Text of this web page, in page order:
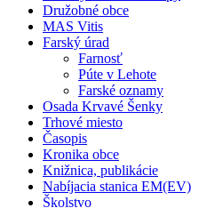
Družobné obce
MAS Vitis
Farský úrad
Farnosť
Púte v Lehote
Farské oznamy
Osada Krvavé Šenky
Trhové miesto
Časopis
Kronika obce
Knižnica, publikácie
Nabíjacia stanica EM(EV)
Školstvo